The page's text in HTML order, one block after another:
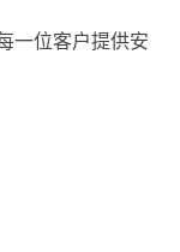
一位客户提供安